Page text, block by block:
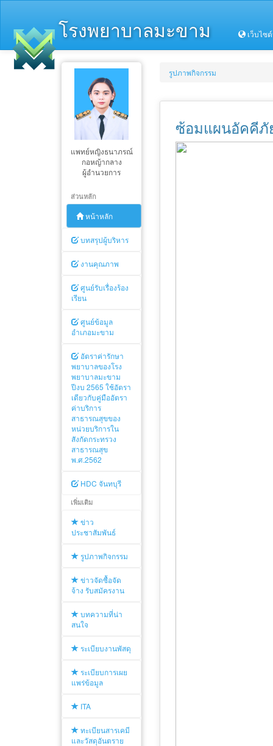
โรงพยาบาลมะขาม เว็บไซ
แพทย์หญิงธนาภรณ์
กอหญ้ากลาง
ผู้อำนวยการ
ส่วนหลัก
หน้าหลัก
บทสรุปผู้บริหาร
งานคุณภาพ
ศูนย์รับเรื่องร้อง
เรียน
ศูนย์ข้อมูล
อำเภอมะขาม
อัตราค่ารักษา
พยาบาลของโรง
พยาบาลมะขาม
ปีงบ 2565 ใช้อัตรา
เดียวกับคู่มืออัตรา
ค่าบริการ
สาธารณสุขของ
หน่วยบริการใน
สังกัดกระทรวง
สาธารณสุข
พ.ศ.2562
HDC จันทบุรี
เพิ่มเติม
ข่าว
ประชาสัมพันธ์
รูปภาพกิจกรรม
ข่าวจัดซื้อจัด
จ้าง รับสมัครงาน
บทความที่น่า
สนใจ
ระเบียบงานพัสดุ
ระเบียบการเผย
แพร่ข้อมูล
ITA
ทะเบียนสารเคมี
และวัสดุอันตราย
รูปภาพกิจกรรม
ซ้อมแผนอัคคีภั